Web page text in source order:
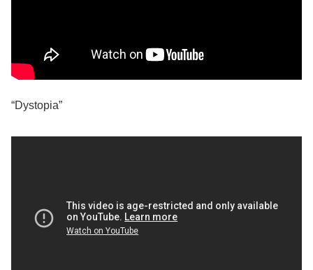
“Dystopia”